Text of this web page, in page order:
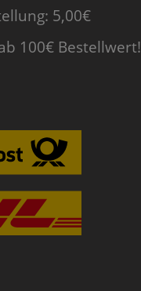
5,00€
100€ Bestellwert!